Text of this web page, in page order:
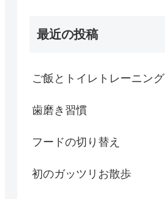
最近の投稿
ご飯とトイレトレーニング
歯磨き習慣
フードの切り替え
初のガッツリお散歩